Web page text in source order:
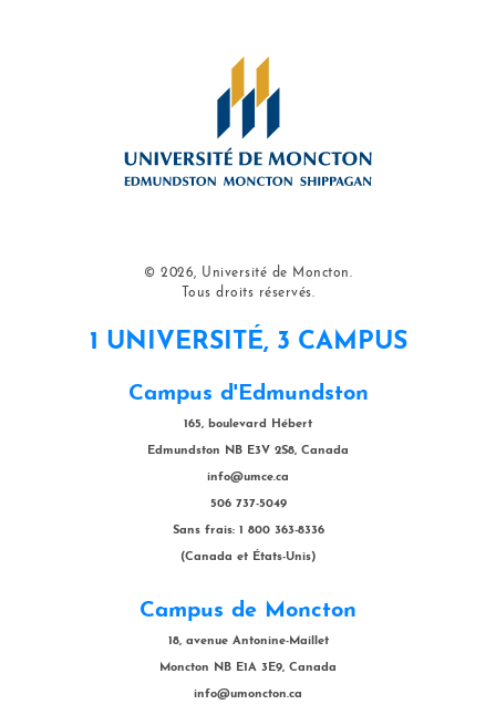
© 2026, Université de Moncton.
Tous droits réservés.
1 UNIVERSITÉ, 3 CAMPUS
Campus d'Edmundston
165, boulevard Hébert
Edmundston NB E3V 2S8, Canada
info@umce.ca
506 737-5049
Sans frais: 1 800 363-8336
(Canada et États-Unis)
Campus de Moncton
18, avenue Antonine-Maillet
Moncton NB E1A 3E9, Canada
info@umoncton.ca